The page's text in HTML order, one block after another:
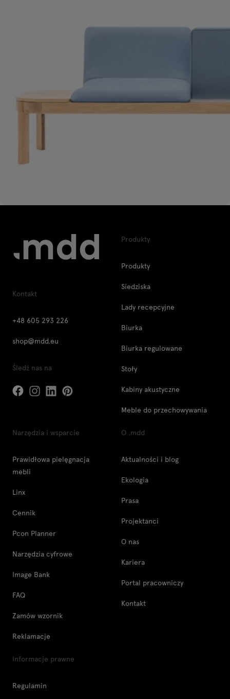
Kontakt
+48 605 293 226
shop@mdd.eu
Śledź nas na
Produkty
Produkty
Siedziska
Lady recepcyjne
Biurka
Biurka regulowane
Stoły
Kabiny akustyczne
Meble do przechowywania
Narzędzia i wsparcie
Prawidłowa pielęgnacja
mebli
Linx
Cennik
Pcon Planner
Narzędzia cyfrowe
Image Bank
FAQ
Zamów wzornik
Reklamacje
O .mdd
Aktualności i blog
Ekologia
Prasa
Projektanci
O nas
Kariera
Portal pracowniczy
Kontakt
Informacje prawne
Regulamin